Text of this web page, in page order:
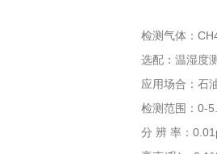
检测气体：
选配：温湿度
应用场合：石
检测范围：0-
分 辨 率：